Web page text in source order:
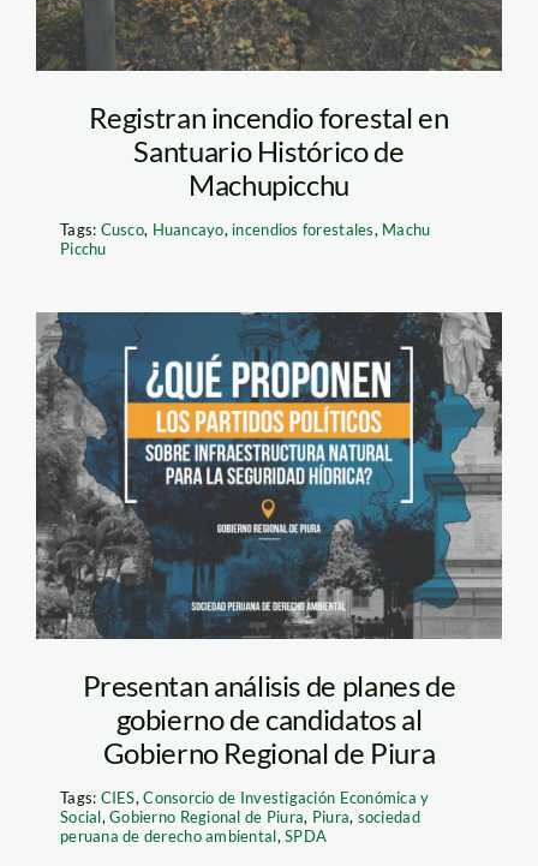
Registran incendio forestal en
Santuario Histórico de
Machupicchu
Tags: Cusco, Huancayo, incendios forestales, Machu
Picchu
informe-piura
Presentan análisis de planes de
gobierno de candidatos al
Gobierno Regional de Piura
Tags: CIES,Consorcio de Investigación Económica y
Social,Gobierno Regional de Piura, Piura, sociedad
peruana de derecho ambiental,SPDA